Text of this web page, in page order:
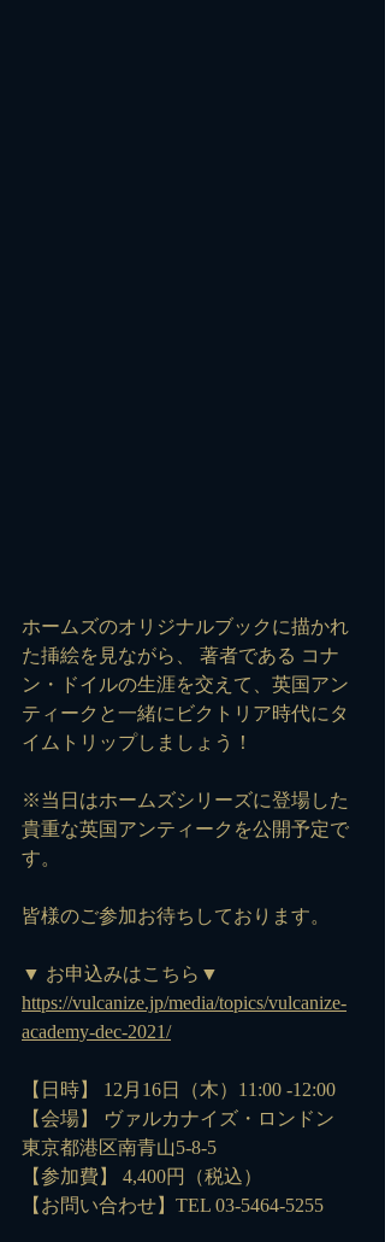
ホームズのオリジナルブックに描かれ
た挿絵を見ながら、 著者である コナ
ン・ドイルの生涯を交えて、英国アン
ティークと一緒にビクトリア時代にタ
イムトリップしましょう！
※当日はホームズシリーズに登場した
貴重な英国アンティークを公開予定で
す。
皆様のご参加お待ちしております。
▼ お申込みはこちら▼
https://vulcanize.jp/media/topics/vulcanize-
academy-dec-2021/
【日時】 12月16日（木）11:00 -12:00
【会場】 ヴァルカナイズ・ロンドン
東京都港区南青山5-8-5
【参加費】 4,400円（税込）
【お問い合わせ】TEL 03-5464-5255